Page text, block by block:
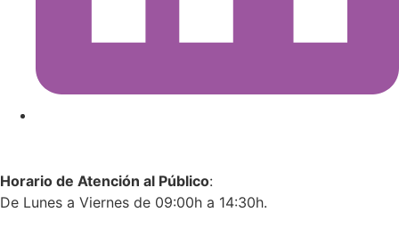
Horario de Atención al Público:
De Lunes a Viernes de 09:00h a 14:30h.